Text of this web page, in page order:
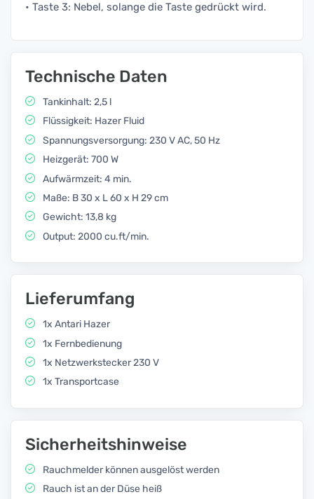
• Taste 3: Nebel, solange die Taste gedrückt wird.
Technische Daten
Tankinhalt: 2,5 l
Flüssigkeit: Hazer Fluid
Spannungsversorgung: 230 V AC, 50 Hz
Heizgerät: 700 W
Aufwärmzeit: 4 min.
Maße: B 30 x L 60 x H 29 cm
Gewicht: 13,8 kg
Output: 2000 cu.ft/min.
Lieferumfang
1x Antari Hazer
1x Fernbedienung
1x Netzwerkstecker 230 V
1x Transportcase
Sicherheitshinweise
Rauchmelder können ausgelöst werden
Rauch ist an der Düse heiß